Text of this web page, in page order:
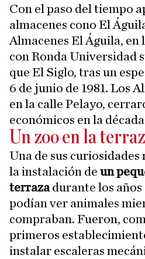
Con el paso del tiempo
almacenes cono El
Almacenes El Águila, en
con Ronda Universidad
que El Siglo, tras un
6 de junio de 1981. Los
en la calle Pelayo,
económicos en la
Un zoo en la
Una de sus curiosidades
la instalación de un
terrazadurante los años
podían ver animales
compraban. Fueron,
primeros
instalar escaleras